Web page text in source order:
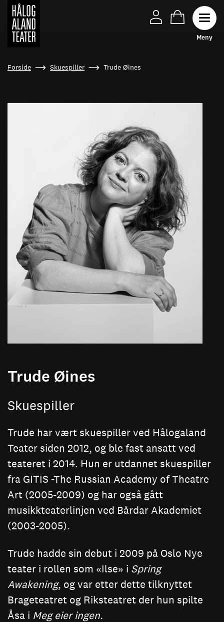
Meny
Forside Skuespiller Trude Øines
Trude Øines
Skuespiller
Trude har vært skuespiller ved Hålogaland
Teater siden 2012, og ble fast ansatt ved
teateret i 2014. Hun er utdannet skuespiller
fra GITIS -The Russian Academy of Theatre
Art (2005-2009) og har også gått
musikkteaterlinjen ved Bårdar Akademiet
(2003-2005).
Trude hadde sin debut i 2009 på Oslo Nye
teater i rollen som «Ilse» i Spring
Awakening, og var etter dette tilknyttet
Brageteatret og Riksteatret der hun spilte
Åsa i Meg eier ingen.